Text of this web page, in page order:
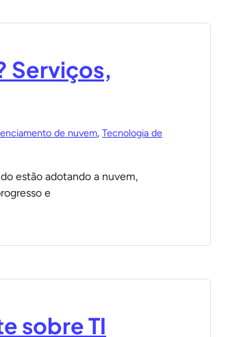
Serviços,
de nuvem, Tecnologia de
estão adotando a nuvem,
e
sobre TI